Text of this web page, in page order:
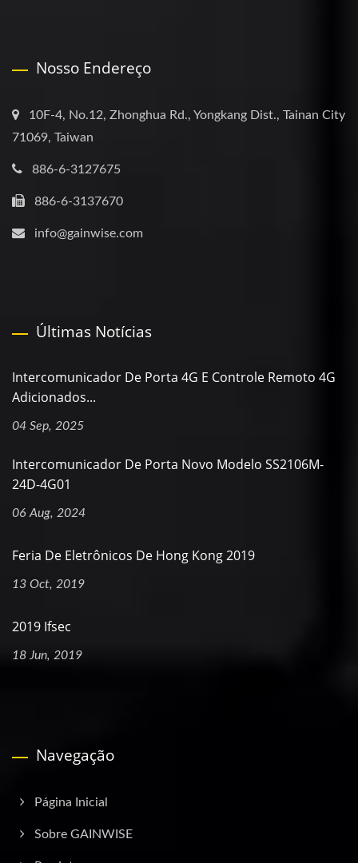
Nosso Endereço
10F-4, No.12, Zhonghua Rd., Yongkang Dist., Tainan City
71069, Taiwan
886-6-3127675
886-6-3137670
info@gainwise.com
Últimas Notícias
Intercomunicador De Porta 4G E Controle Remoto 4G
Adicionados...
04 Sep, 2025
Intercomunicador De Porta Novo Modelo SS2106M-
24D-4G01
06 Aug, 2024
Feria De Eletrônicos De Hong Kong 2019
13 Oct, 2019
2019 Ifsec
18 Jun, 2019
Navegação
Página Inicial
Sobre GAINWISE